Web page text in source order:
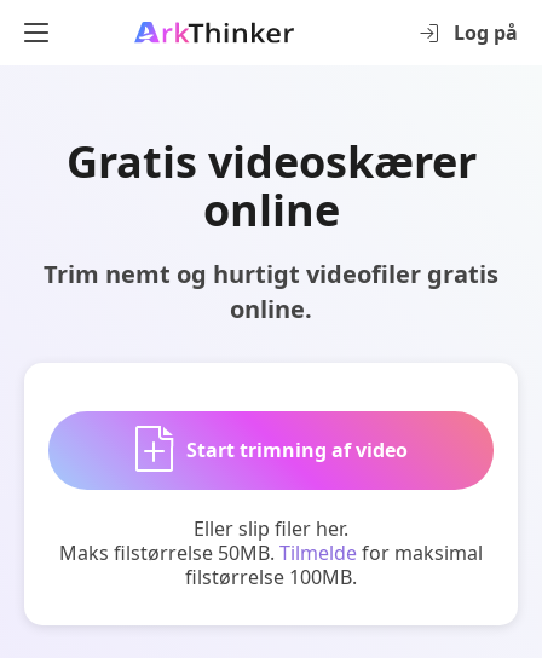
Log på
Gratis videoskærer
online
Trim nemt og hurtigt videofiler gratis
online.
Start trimning af video
Eller slip filer her.
Maks filstørrelse 50MB. Tilmeldefor maksimal
filstørrelse 100MB.